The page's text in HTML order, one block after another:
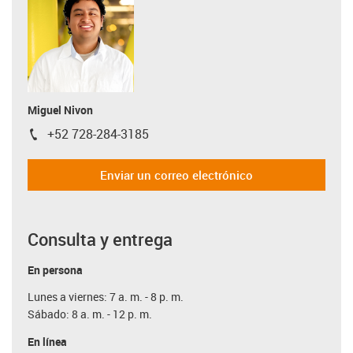
Miguel Nivon
igus-icon-phone
+52 728-284-3185
Enviar un correo electrónico
Consulta y entrega
En persona
Lunes a viernes: 7 a. m. - 8 p. m.
Sábado: 8 a. m. - 12 p. m.
En línea